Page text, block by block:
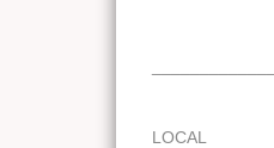
LOCAL